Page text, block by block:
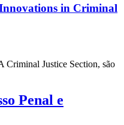
in Criminal
Criminal Justice Section, são
Penal e